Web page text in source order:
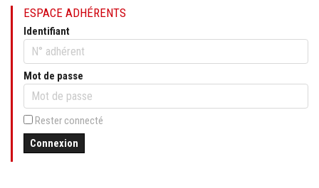
ESPACE ADHÉRENTS
Identifiant
Mot de passe
Rester connecté
Connexion